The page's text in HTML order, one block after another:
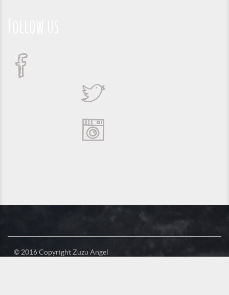
© 2016 Copyright Zuzu Angel